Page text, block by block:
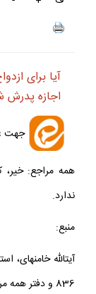
آيا براى
اجازه
جهت
همه مراجع: خير،
ندارد.
منبع:
836 و دفتر همه مراجع.